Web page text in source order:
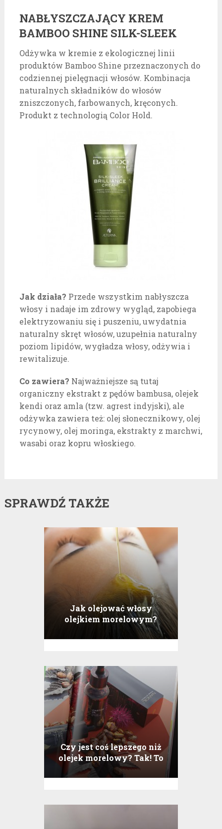
NABŁYSZCZAJĄCY KREM
BAMBOO SHINE SILK-SLEEK
Odżywka w kremie z ekologicznej linii
produktów Bamboo Shine przeznaczonych do
codziennej pielęgnacji włosów. Kombinacja
naturalnych składników do włosów
zniszczonych, farbowanych, kręconych.
Produkt z technologią Color Hold.
Jak działa? Przede wszystkim nabłyszcza
włosy i nadaje im zdrowy wygląd, zapobiega
elektryzowaniu się i puszeniu, uwydatnia
naturalny skręt włosów, uzupełnia naturalny
poziom lipidów, wygładza włosy, odżywia i
rewitalizuje.
Co zawiera? Najważniejsze są tutaj
organiczny ekstrakt z pędów bambusa, olejek
kendi oraz amla (tzw. agrest indyjski), ale
odżywka zawiera też: olej słonecznikowy, olej
rycynowy, olej moringa, ekstrakty z marchwi,
wasabi oraz kopru włoskiego.
SPRAWDŹ TAKŻE
Jak olejować włosy
olejkiem morelowym?
Czy jest coś lepszego niż
olejek morelowy? Tak! To
olejek rycynowy Nanoil